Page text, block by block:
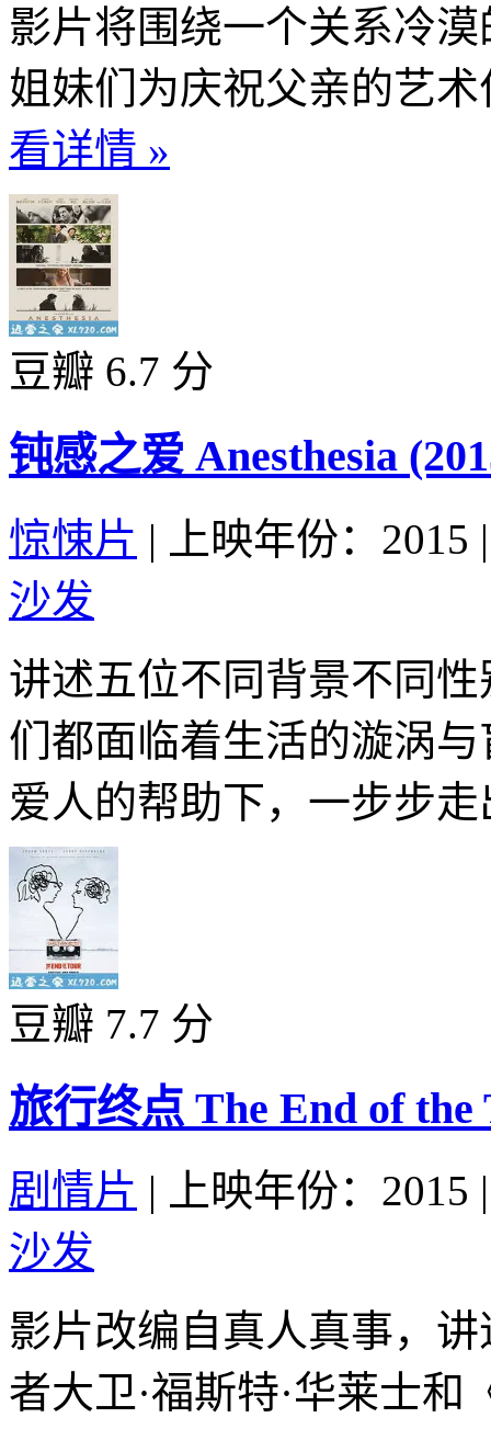
影片将围绕一个关系冷
姐妹们为庆祝父亲的艺
看详情 »
豆瓣 6.7 分
钝感之爱 Anesthesia
惊悚片 | 上映年份：2015 |
沙发
讲述五位不同背景不同
们都面临着生活的漩涡
爱人的帮助下，一步步
豆瓣 7.7 分
旅行终点 The End of the
剧情片 | 上映年份：2015 |
沙发
影片改编自真人真事，
者大卫·福斯特·华莱士